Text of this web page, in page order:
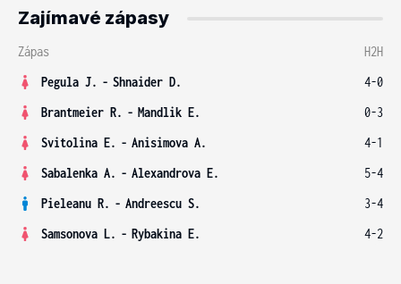
Zajímavé zápasy
Zápas
H2H
Pegula J. - Shnaider D.
4-0
Brantmeier R. - Mandlik E.
0-3
Svitolina E. - Anisimova A.
4-1
Sabalenka A. - Alexandrova E.
5-4
Pieleanu R. - Andreescu S.
3-4
Samsonova L. - Rybakina E. 4-2